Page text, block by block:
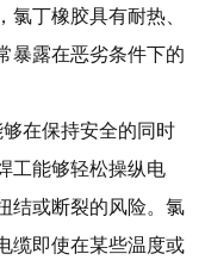
丁橡胶具有耐热、
暴露在恶劣条件下的
在保持安全的同时
工能够轻松操纵电
结或断裂的风险。氯
缆即使在某些温度或